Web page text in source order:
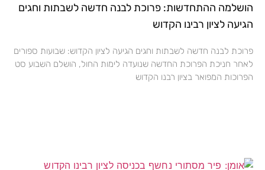
הושלמה ההתחדשות: פרוכת לבנה חדשה לשבתות וחגים
הגיעה לציון רבינו הקדוש
פרוכת לבנה חדשה לשבתות וחגים הגיעה לציון הקדוש: שבועות ספורים
לאחר חניכת הפרוכת החדשה שנועדה לימות החול, הושלם השבוע סט
הפרוכות המפואר בציון רבנו הקדוש